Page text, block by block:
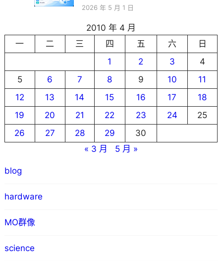
2026 年 5 月 1 日
2010 年 4 月
一
二 三 四 五 六
日
1
2 3
4
5
6 7 8 9 10
11
12
13 14 15 16 17
18
19
20 21 22 23 24
25
26
27 28 29
30
« 3 月
5 月 »
blog
hardware
MO群像
science